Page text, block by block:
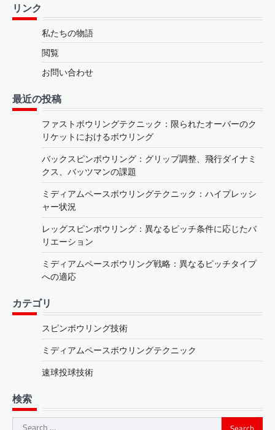
リンク
私たちの物語
閲覧
お問い合わせ
最近の投稿
ファストボウリングテクニック：限られたオーバーのク
リケットにおけるボウリング
バックスピンボウリング：グリップ調整、飛行ダイナミ
クス、バッツマンの課題
ミディアムペースボウリングテクニック：ハイプレッシ
ャー状況
レッグスピンボウリング：異なるピッチ条件に応じたバ
リエーション
ミディアムペースボウリング戦略：異なるピッチタイプ
への適応
カテゴリ
スピンボウリング技術
ミディアムペースボウリングテクニック
速球投球技術
検索
Search